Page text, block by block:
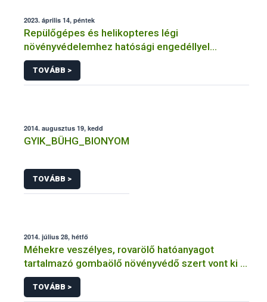
2023. április 14, péntek
Repülőgépes és helikopteres légi
növényvédelemhez hatósági engedéllyel
rendelkező szervezetek
TOVÁBB >
2014. augusztus 19, kedd
GYIK_BÜHG_BIONYOM
TOVÁBB >
2014. július 28, hétfő
Méhekre veszélyes, rovarölő hatóanyagot
tartalmazó gombaölő növényvédő szert vont ki a
forgalomból a NÉBIH
TOVÁBB >